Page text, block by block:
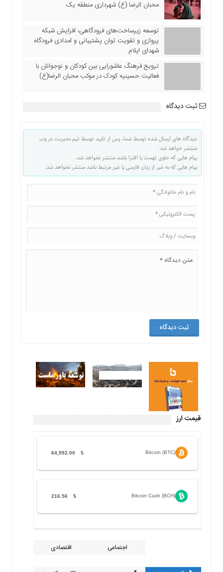
محبان الرضا (ع) شهرداری منطقه یک
توسعه زیرساخت‌های فرودگاهی، افزایش شبکه
پروازی و تقویت توان پشتیبانی و امدادی فرودگاه
شهدای ایلام
ترویج فرهنگ عاشورایی بین کودکان و نوجوانان با
فعالیت حسینیه کودک در موکب محبان الرضا(ع)
ثبت دیدگاه
دیدگاه های ارسال شده توسط شما، پس از تایید توسط تیم مدیریت در وب
منتشر خواهد شد.
پیام هایی که حاوی تهمت یا افترا باشد منتشر نخواهد شد.
پیام هایی که به غیر از زبان فارسی یا غیر مرتبط باشد منتشر نخواهد شد.
قیمت ارز
Bitcoin (BTC)
$
64,992.00
Bitcoin Cash (BCH)
$
216.56
اجتماعی اقتصادی